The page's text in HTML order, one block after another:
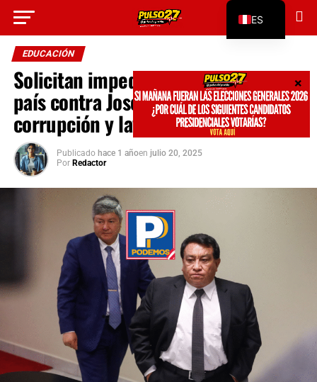
EDUCACIÓN
Solicitan impedimento de salida del
país contra José Luna Gálvez por
corrupción y lavado de activos
Publicado hace 1 añoen julio 20, 2025
Por Redactor
Go to mobile version
ES
EN